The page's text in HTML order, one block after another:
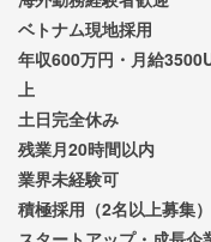
ベトナム現地採用
年収600万円・月給
上
土日完全休み
残業月20時間以内
業界未経験可
積極採用（2名以上募集）